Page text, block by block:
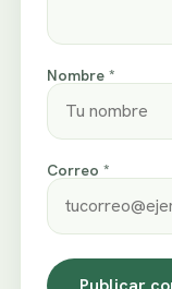
Nombre *
Correo *